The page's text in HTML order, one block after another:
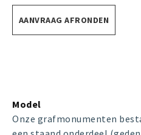
AANVRAAG AFRONDEN
Model
Onze grafmonumenten